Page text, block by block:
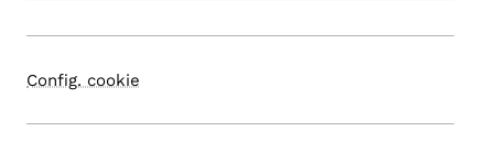
Config. cookie